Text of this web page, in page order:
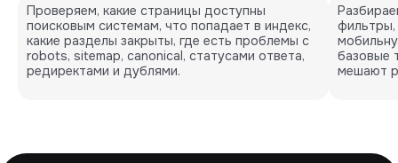
Проверяем, какие страницы доступны
поисковым системам, что попадает в индекс,
какие разделы закрыты, где есть проблемы с
robots, sitemap, canonical, статусами ответа,
редиректами и дублями.
фильтры,
базовые
мешают